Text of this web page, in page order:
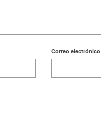
Correo electrónico